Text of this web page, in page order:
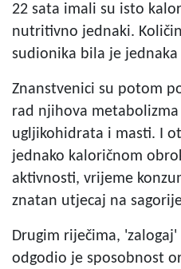
22 sata imali su isto
nutritivno jednaki.
sudionika bila je
Znanstvenici su potom
rad njihova
ugljikohidrata i masti. I
jednako kaloričnom
aktivnosti, vrijeme
znatan utjecaj na
Drugim riječima,
odgodio je sposobnost